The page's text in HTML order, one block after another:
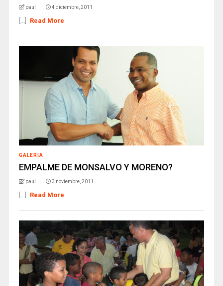
paul 4 diciembre, 2011
[...] Read More
GALERIA
EMPALME DE MONSALVO Y MORENO?
paul 3 noviembre, 2011
[...] Read More